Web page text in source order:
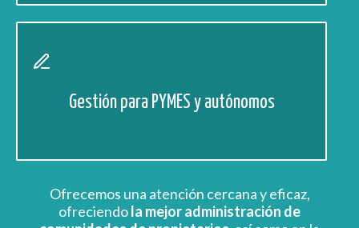
Gestión para PYMES y autónomos
Ofrecemos una atención cercana y eficaz,
ofreciendola mejor administración de